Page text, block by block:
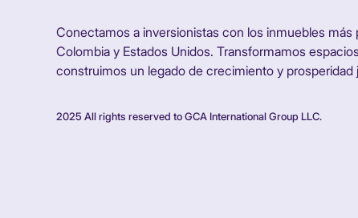
Conectamos a inversionistas con los inmuebles
Colombia y Estados Unidos. Transformamos
construimos un legado de crecimiento y prosperidad
2025 All rights reserved to GCA International Group LLC.